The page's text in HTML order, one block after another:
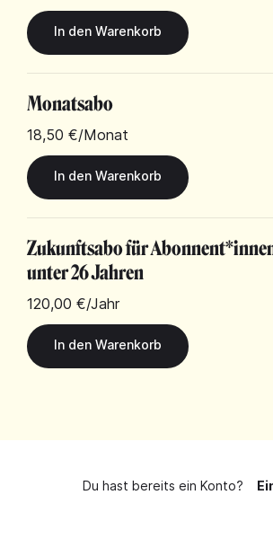
Monatsabo
18,50 €/Monat
Zukunftsabo für
unter 26 Jahren
120,00 €/Jahr
Du hast bereits ein Konto?